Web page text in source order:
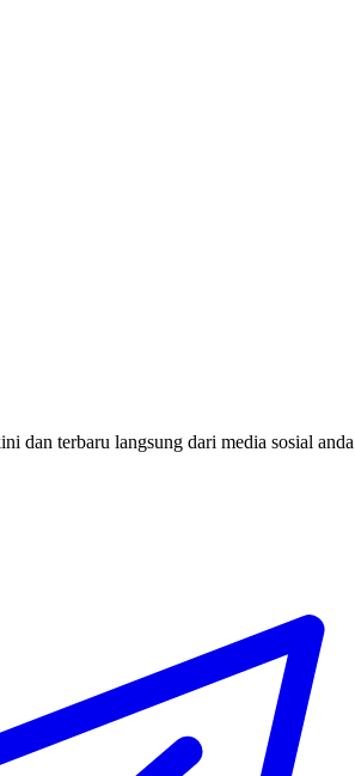
dan terbaru langsung dari media sosial anda